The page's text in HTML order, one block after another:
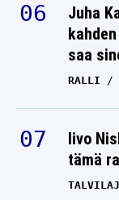
Juha
saa
RALLI
Iivo
tämä